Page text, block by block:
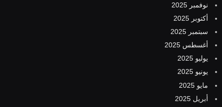
نوفمبر 2025
أكتوبر 2025
سبتمبر 2025
أغسطس 2025
يوليو 2025
يونيو 2025
مايو 2025
أبريل 2025